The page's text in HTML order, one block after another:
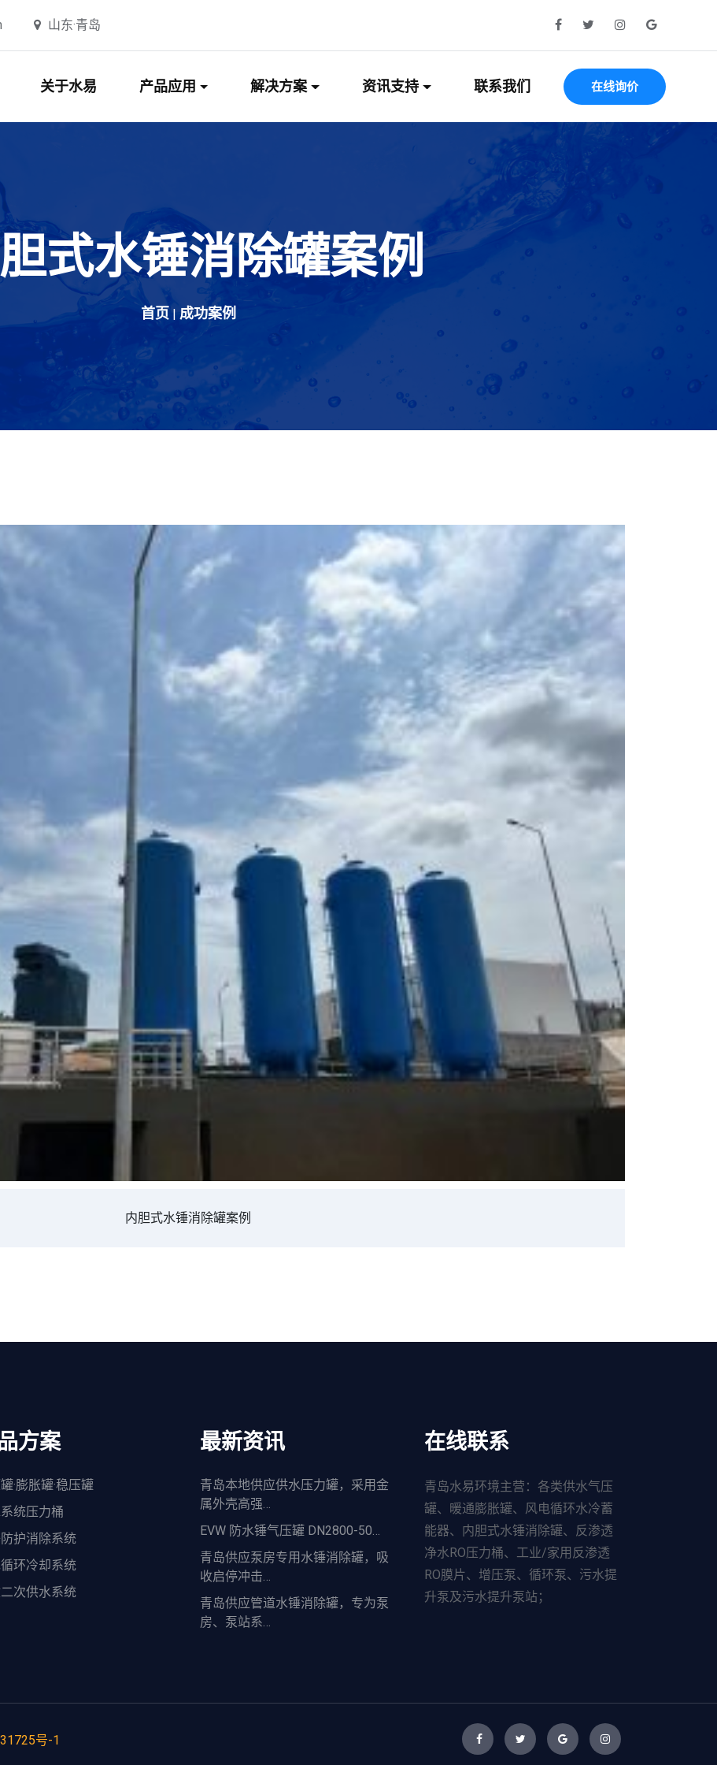
山东·青岛
关于水易 产品应用 解决方案 资讯支持 联系我们 在线询价
式水锤消除罐案例
首页 成功案例
内胆式水锤消除罐案例
方案
·膨胀罐·稳压罐
统压力桶
护消除系统
环冷却系统
次供水系统
最新资讯
青岛本地供应供水压力罐，采用金
属外壳高强…
EVW 防水锤气压罐 DN2800-50…
青岛供应泵房专用水锤消除罐，吸
收启停冲击…
青岛供应管道水锤消除罐，专为泵
房、泵站系…
在线联系
青岛水易环境主营：各类供水气压
罐、暖通膨胀罐、风电循环水冷蓄
能器、内胆式水锤消除罐、反渗透
净水RO压力桶、工业/家用反渗透
RO膜片、增压泵、循环泵、污水提
升泵及污水提升泵站；
号-1